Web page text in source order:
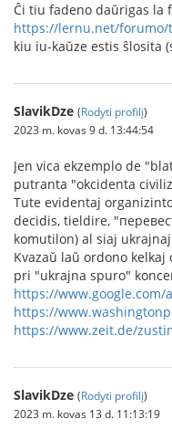
Ĉi tiu fadeno daŭrigas la
https://lernu.net/forumo/
kiu iu-kaŭze estis ŝlosita
SlavikDze (Rodyti profilį)
2023 m. kovas 9 d. 13:44:54
Jen vica ekzemplo de
putranta "okcidenta
Tute evidentaj
decidis, tieldire,
komutilon) al siaj
Kvazaŭ laŭ ordono
pri "ukrajna spuro"
https://www.google.com/
https://
https://www.zeit.de/
SlavikDze (Rodyti profilį)
2023 m. kovas 13 d. 11:13:19